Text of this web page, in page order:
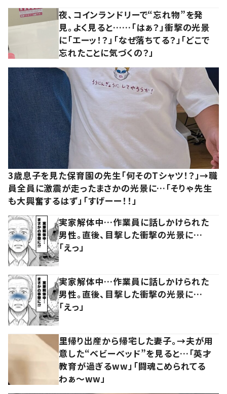
夜、コインランドリーで“忘れ物”を発
見。よく見ると……「はぁ？」衝撃の光景
に「エーッ！？」「なぜ落ちてる？」「どこで
忘れたことに気づくの？」
3歳息子を見た保育園の先生「何そのTシャツ！？」→職
員全員に激震が走ったまさかの光景に…「そりゃ先生
も大興奮するはず」「すげーー！！」
実家解体中…作業員に話しかけられた
男性。直後、目撃した衝撃の光景に…
「えっ」
実家解体中…作業員に話しかけられた
男性。直後、目撃した衝撃の光景に…
「えっ」
里帰り出産から帰宅した妻子。→夫が用
意した“ベビーベッド”を見ると…「英才
教育が過ぎるww」「闘魂こめられてる
わぁ～ww」